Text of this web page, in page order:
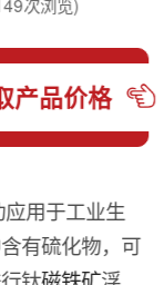
产品价格
用于工业生
有硫化物，可